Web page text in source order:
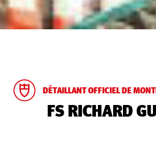
DÉTAILLANT OFFICIEL DE
‭FS RICHARD